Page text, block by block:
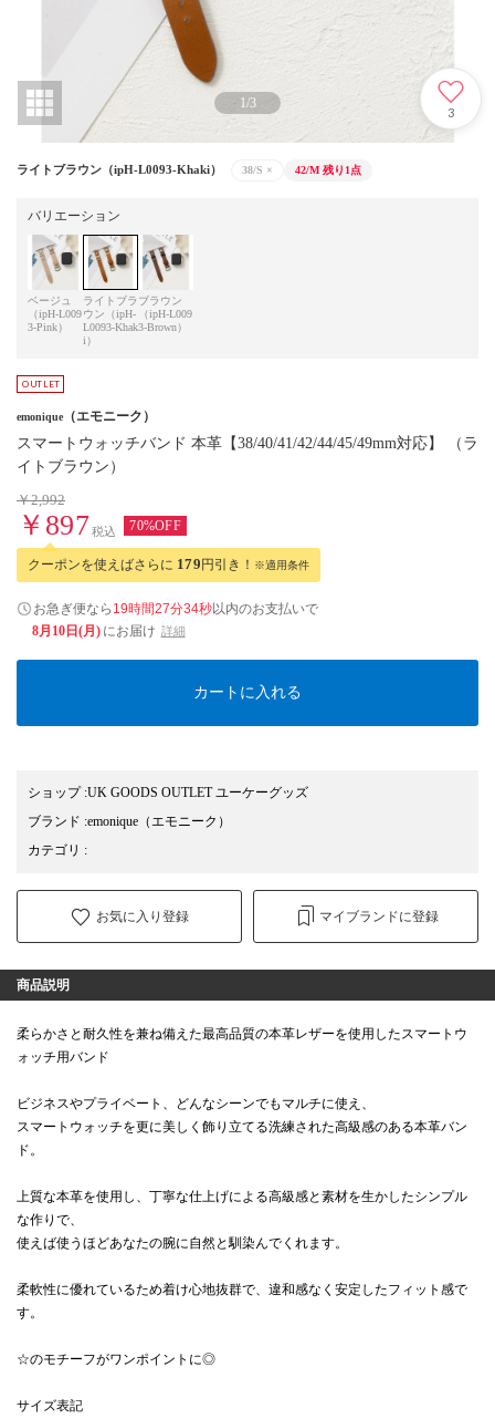
1/3
3
ライトブラウン（ipH-L0093-Khaki） 38/S × 42/M 残り1点
バリエーション
ベージュ
（ipH-L009
3-Pink）
ライトブラ
ウン（ipH-
L0093-Khak
i）
ブラウン
（ipH-L009
3-Brown）
emonique （エモニーク）
スマートウォッチバンド 本革【38/40/41/42/44/45/49mm対応】 （ラ
イトブラウン）
￥2,992
￥897税込 70%OFF
クーポンを使えばさらに 179円引き！ ※適用条件
お急ぎ便なら 19時間27分34秒以内のお支払いで
8月10日(月) にお届け 詳細
カートに入れる
ショップ:UK GOODS OUTLET ユーケーグッズ
ブランド :emonique （エモニーク）
カテゴリ :
お気に入り登録 マイブランドに登録
商品説明
柔らかさと耐久性を兼ね備えた最高品質の本革レザーを使用したスマートウ
ォッチ用バンド
ビジネスやプライベート、どんなシーンでもマルチに使え、
スマートウォッチを更に美しく飾り立てる洗練された高級感のある本革バン
ド。
上質な本革を使用し、丁寧な仕上げによる高級感と素材を生かしたシンプル
な作りで、
使えば使うほどあなたの腕に自然と馴染んでくれます。
柔軟性に優れているため着け心地抜群で、違和感なく安定したフィット感で
す。
☆のモチーフがワンポイントに◎
サイズ表記